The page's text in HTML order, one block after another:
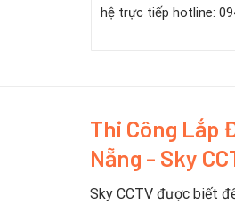
hệ trực tiếp hotline:
Thi Công Lắp
Nẵng - Sky
Sky CCTV được biết